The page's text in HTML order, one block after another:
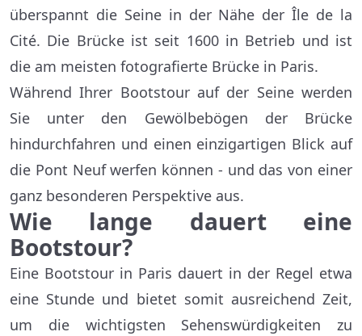
überspannt die Seine in der Nähe der Île de la
Cité. Die Brücke ist seit 1600 in Betrieb und ist
die am meisten fotografierte Brücke in Paris.
Während Ihrer Bootstour auf der Seine werden
Sie unter den Gewölbebögen der Brücke
hindurchfahren und einen einzigartigen Blick auf
die Pont Neuf werfen können - und das von einer
ganz besonderen Perspektive aus.
Wie lange dauert eine
Bootstour?
Eine Bootstour in Paris dauert in der Regel etwa
eine Stunde und bietet somit ausreichend Zeit,
um die wichtigsten Sehenswürdigkeiten zu